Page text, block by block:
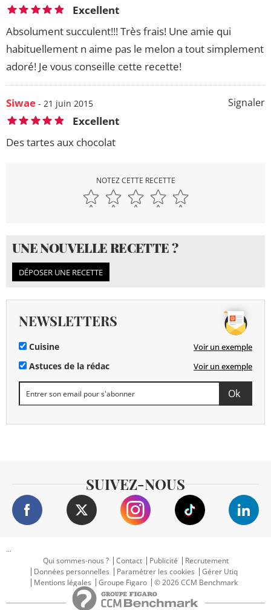
Excellent
Absolument succulent!!! Très frais! Une amie qui
habituellement n aime pas le melon a tout simplement
adoré! Je vous conseille cette recette!
Signaler
Siwae - 21 juin 2015
Excellent
Des tartes aux chocolat
NOTEZ CETTE RECETTE
UNE NOUVELLE RECETTE ?
DÉPOSER UNE RECETTE
NEWSLETTERS
Cuisine Voir un exemple
Astuces de la rédac Voir un exemple
SUIVEZ-NOUS
...
Qui sommes-nous ?
Contact Publicité
Recrutement
Données personnelles
Paramétrer les cookies
Gérer Utiq
Mentions légales
Groupe Figaro © 2026 CCM Benchmark